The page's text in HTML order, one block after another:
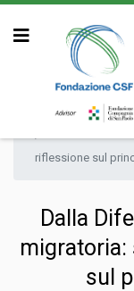
Sei qui:Home
riflessione sul
Dalla
migratoria:
sul